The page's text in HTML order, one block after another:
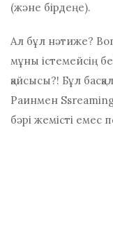
(және бірдеңе).
Ал бұл нәтиже?
мұны істемейсің
қайсысы?! Бұл
Раинмен
бәрі жемісті емес